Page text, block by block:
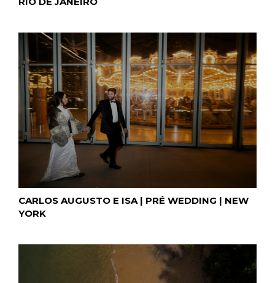
CARLOS AUGUSTO E ISA | PRÉ WEDDING | NEW
YORK